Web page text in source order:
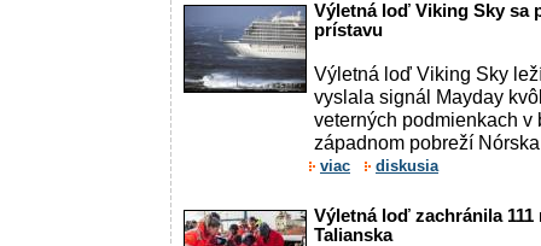
Výletná loď Viking Sky sa
prístavu
Výletná loď Viking Sky
vyslala signál Mayday
veterných podmienkach
západnom pobreží
viac diskusia
Výletná loď zachránila
Talianska